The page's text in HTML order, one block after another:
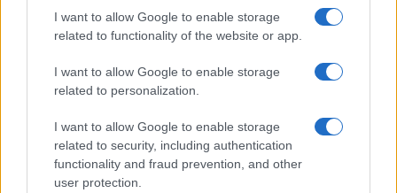
I want to allow Google to enable storage
related to functionality of the website or app.
I want to allow Google to enable storage
related to personalization.
I want to allow Google to enable storage
related to security, including authentication
functionality and fraud prevention, and other
user protection.
Dalla gloria di Coppi al declino attuale: l’allarme per il
ciclismo italiano